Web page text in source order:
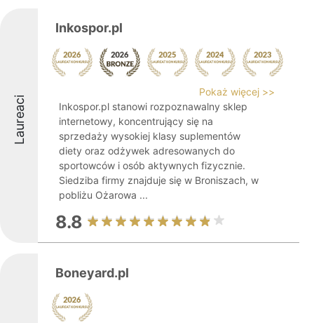
Laureaci
Inkospor.pl
Pokaż więcej >>
Inkospor.pl stanowi rozpoznawalny sklep
internetowy, koncentrujący się na
sprzedaży wysokiej klasy suplementów
diety oraz odżywek adresowanych do
sportowców i osób aktywnych fizycznie.
Siedziba firmy znajduje się w Broniszach, w
pobliżu Ożarowa ...
8.8
Boneyard.pl